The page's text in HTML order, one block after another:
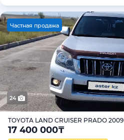
Частная продажа
24
TOYOTA LAND CRUISER PRADO 2009
17 400 000₸